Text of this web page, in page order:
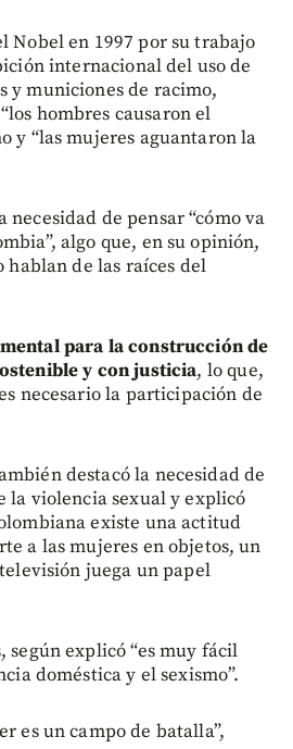
Nobel en 1997 por su trabajo
internacional del uso de
y municiones de racimo,
hombres causaron el
y “las mujeres aguantaron la
necesidad de pensar “cómo va
algo que, en su opinión,
hablan de las raíces del
para la construcción de
y con justicia, lo que,
necesario la participación de
destacó la necesidad de
la violencia sexual y explicó
existe una actitud
a las mujeres en objetos, un
juega un papel
según explicó “es muy fácil
doméstica y el sexismo”.
es un campo de batalla”,